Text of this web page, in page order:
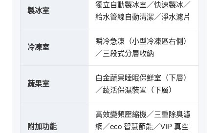
製冰室
獨立自動製冰室／快速製冰／
給水管線自動清潔／淨水濾片
冷凍室
瞬冷急凍（小型冷凍區右側）
／三段式分層收納
蔬果室
白金蔬果睡眠保鮮室（下層）
／蔬活保濕裝置（下層）
附加功能
高效變頻壓縮機／三重除臭濾
網／eco 智慧節能／VIP 真空